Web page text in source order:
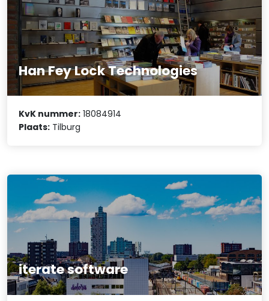
Han Fey Lock Technologies
KvK nummer: 18084914
Plaats: Tilburg
iterate software